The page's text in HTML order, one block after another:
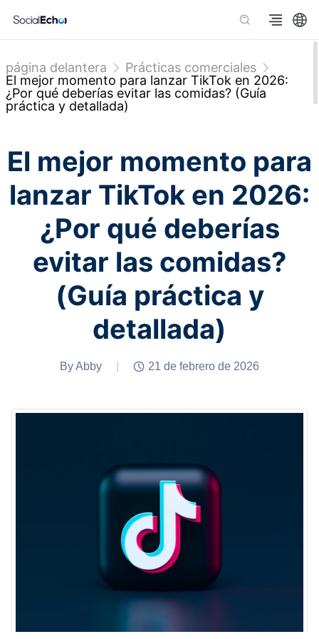
página delantera
Prácticas comerciales
El mejor momento para lanzar TikTok en 2026:
¿Por qué deberías evitar las comidas? (Guía
práctica y detallada)
El mejor momento para
lanzar TikTok en 2026:
¿Por qué deberías
evitar las comidas?
(Guía práctica y
detallada)
By Abby 21 de febrero de 2026